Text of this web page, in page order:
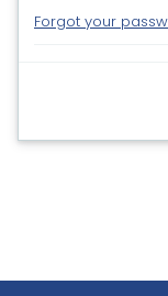
Forgot your